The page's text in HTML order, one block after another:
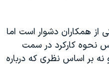
از همکاران دشوار است اما
نحوه کارکرد در سمت
بر اساس نظری که درباره